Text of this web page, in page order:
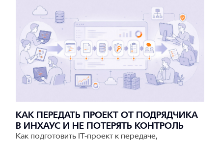
КАК ПЕРЕДАТЬ ПРОЕКТ ОТ ПОДРЯДЧИКА
В ИНХАУС И НЕ ПОТЕРЯТЬ КОНТРОЛЬ
Как подготовить IT-проект к передаче,